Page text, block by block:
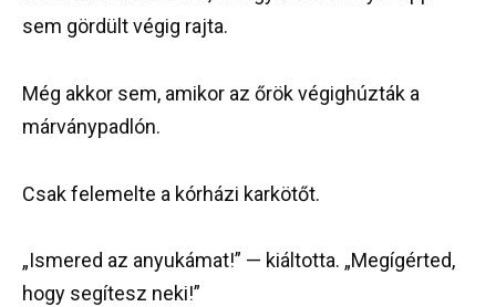
sem gördült végig rajta.
Még akkor sem, amikor az őrök végighúzták a
márványpadlón.
Csak felemelte a kórházi karkötőt.
„Ismered az anyukámat!” — kiáltotta. „Megígérted,
hogy segítesz neki!”